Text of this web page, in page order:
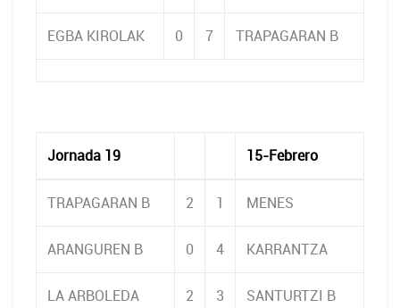
EGBA KIROLAK 0 7 TRAPAGARAN B
Jornada 19 15-Febrero
TRAPAGARAN B 2 1 MENES
ARANGUREN B 0 4 KARRANTZA
LA ARBOLEDA 2 3 SANTURTZI B